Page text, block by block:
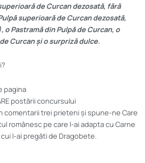
de Curcan dezosată, fără
superioară de Curcan dezosată,
o Pastramă din Pulpă de Curcan, o
Curcan și o surpriză dulce.
pagina
postării concursului
comentarii trei prieteni și spune-ne Care
românesc pe care l-ai adapta cu Carne
l-ai pregăti de Dragobete.